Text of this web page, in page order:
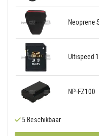
Neoprene
Ultispeed
NP-FZ100
5 Beschikbaar